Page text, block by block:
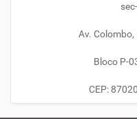
Av.
Bloco P-
CEP: